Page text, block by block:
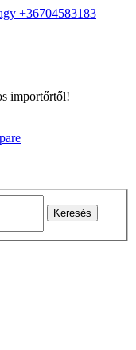
+36704583183
importőrtől!
Keresés